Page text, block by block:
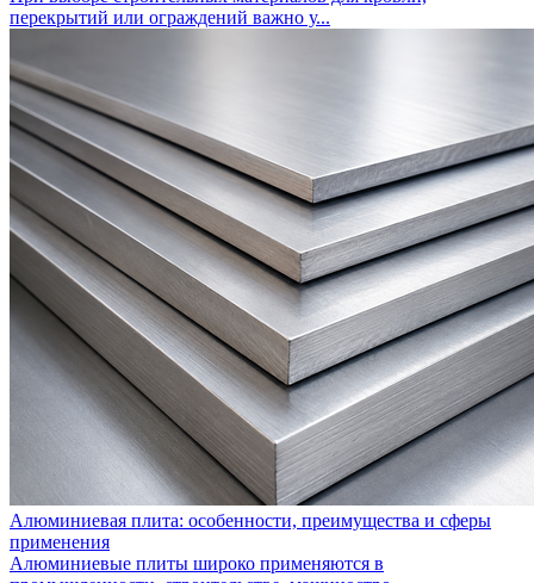
перекрытий или ограждений важно у...
Алюминиевая плита: особенности, преимущества и сферы
применения
Алюминиевые плиты широко применяются в